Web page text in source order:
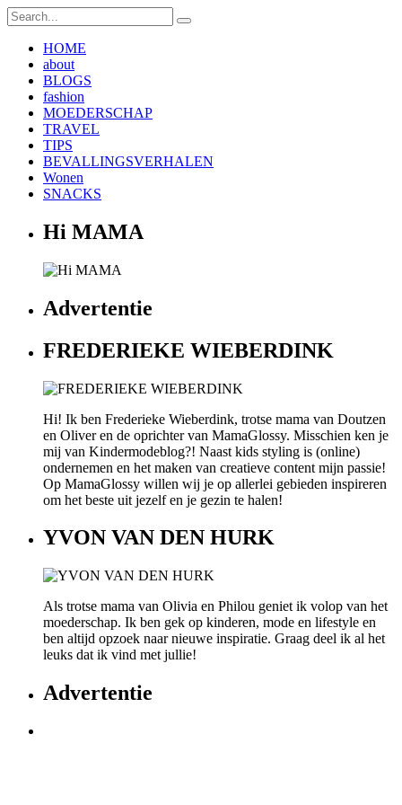
HOME
about
BLOGS
fashion
MOEDERSCHAP
TRAVEL
TIPS
BEVALLINGSVERHALEN
Wonen
SNACKS
Hi MAMA
Advertentie
FREDERIEKE WIEBERDINK
Hi! Ik ben Frederieke Wieberdink, trotse mama van Doutzen
en Oliver en de oprichter van MamaGlossy. Misschien ken je
mij van Kindermodeblog?! Naast kids styling is (online)
ondernemen en het maken van creatieve content mijn passie!
Op MamaGlossy willen wij je op allerlei gebieden inspireren
om het beste uit jezelf en je gezin te halen!
YVON VAN DEN HURK
Als trotse mama van Olivia en Philou geniet ik volop van het
moederschap. Ik ben gek op kinderen, mode en lifestyle en
ben altijd opzoek naar nieuwe inspiratie. Graag deel ik al het
leuks dat ik vind met jullie!
Advertentie